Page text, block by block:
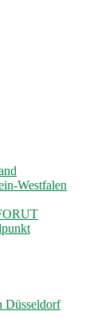
Westfalen